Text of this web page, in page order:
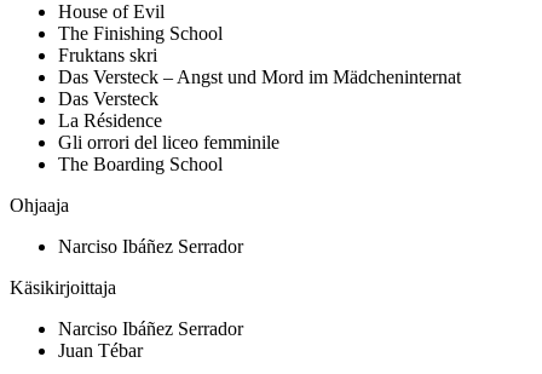
House of Evil
The Finishing School
Fruktans skri
Das Versteck – Angst und Mord im Mädcheninternat
Das Versteck
La Résidence
Gli orrori del liceo femminile
The Boarding School
Ohjaaja
Narciso Ibáñez Serrador
Käsikirjoittaja
Narciso Ibáñez Serrador
Juan Tébar